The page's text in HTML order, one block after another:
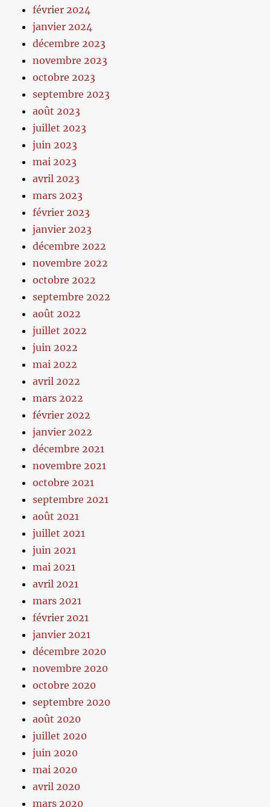
février 2024
janvier 2024
décembre 2023
novembre 2023
octobre 2023
septembre 2023
août 2023
juillet 2023
juin 2023
mai 2023
avril 2023
mars 2023
février 2023
janvier 2023
décembre 2022
novembre 2022
octobre 2022
septembre 2022
août 2022
juillet 2022
juin 2022
mai 2022
avril 2022
mars 2022
février 2022
janvier 2022
décembre 2021
novembre 2021
octobre 2021
septembre 2021
août 2021
juillet 2021
juin 2021
mai 2021
avril 2021
mars 2021
février 2021
janvier 2021
décembre 2020
novembre 2020
octobre 2020
septembre 2020
août 2020
juillet 2020
juin 2020
mai 2020
avril 2020
mars 2020